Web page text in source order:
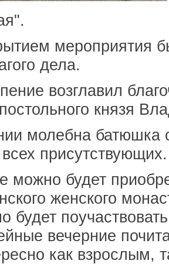
мероприятия
дела.
возглавил
князя
молебна батюшка
присутствующих.
можно будет
женского
будет
вечерние
как взрослым,